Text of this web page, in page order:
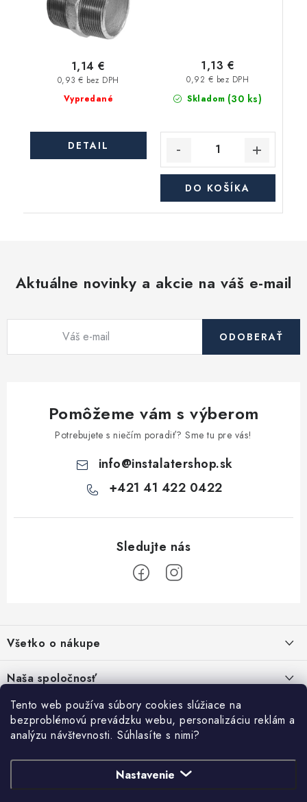
Tento web používa súbory cookies slúžiace na
bezproblémovú prevádzku webu, personalizáciu reklám a
analýzu návštevnosti. Súhlasíte s nimi?
Nastavenie
Vypredané
0,93 € bez DPH
1,14 €
DETAIL
Skladom (30 ks)
0,92 € bez DPH
1,13 €
DO KOŠÍKA
Aktuálne novinky a akcie na váš e-mail
ODOBERAŤ
Pomôžeme vám s výberom
Potrebujete s niečím poradiť? Sme tu pre vás!
info@instalatershop.sk
+421 41 422 0422
p
ä
t
Všetko o nákupe
Kontakty
Obchodné podmienky
Podmienky ochrany osobných údajov
Naša spoločnosť
SHOWROOM - poradňa pre vaše projekty
PREDAJŇA - Raková
Stabilná spoločnosť od roku 2009
Prihlásenie
HĽADAŤ